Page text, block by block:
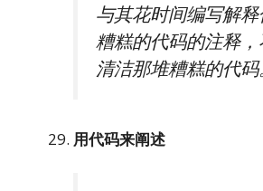
与其花时间编写解
糟糕的代码的注释
清洁那堆糟糕的代码
用代码来阐述